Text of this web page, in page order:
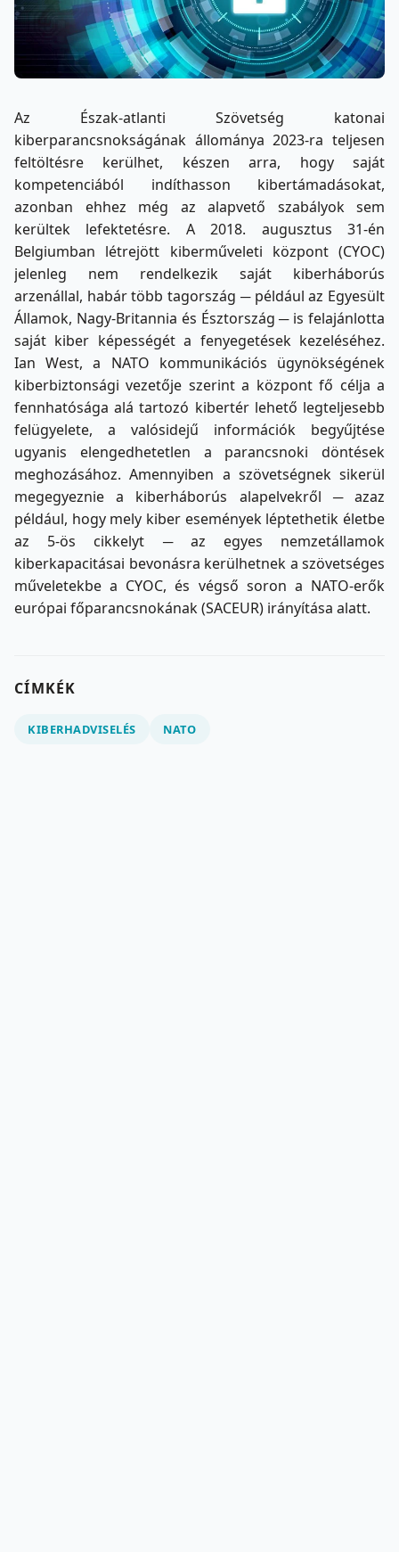
Az Észak-atlanti Szövetség katonai
kiberparancsnokságának állománya 2023-ra teljesen
feltöltésre kerülhet, készen arra, hogy saját
kompetenciából indíthasson kibertámadásokat,
azonban ehhez még az alapvető szabályok sem
kerültek lefektetésre. A 2018. augusztus 31-én
Belgiumban létrejött kiberműveleti központ (CYOC)
jelenleg nem rendelkezik saját kiberháborús
arzenállal, habár több tagország ─ például az Egyesült
Államok, Nagy-Britannia és Észtország ─ is felajánlotta
saját kiber képességét a fenyegetések kezeléséhez.
Ian West, a NATO kommunikációs ügynökségének
kiberbiztonsági vezetője szerint a központ fő célja a
fennhatósága alá tartozó kibertér lehető legteljesebb
felügyelete, a valósidejű információk begyűjtése
ugyanis elengedhetetlen a parancsnoki döntések
meghozásához. Amennyiben a szövetségnek sikerül
megegyeznie a kiberháborús alapelvekről ─ azaz
például, hogy mely kiber események léptethetik életbe
az 5-ös cikkelyt ─ az egyes nemzetállamok
kiberkapacitásai bevonásra kerülhetnek a szövetséges
műveletekbe a CYOC, és végső soron a NATO-erők
európai főparancsnokának (SACEUR) irányítása alatt.
CÍMKÉK
KIBERHADVISELÉS NATO